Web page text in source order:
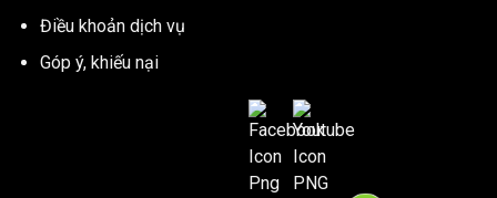
Điều khoản dịch vụ
Góp ý, khiếu nại